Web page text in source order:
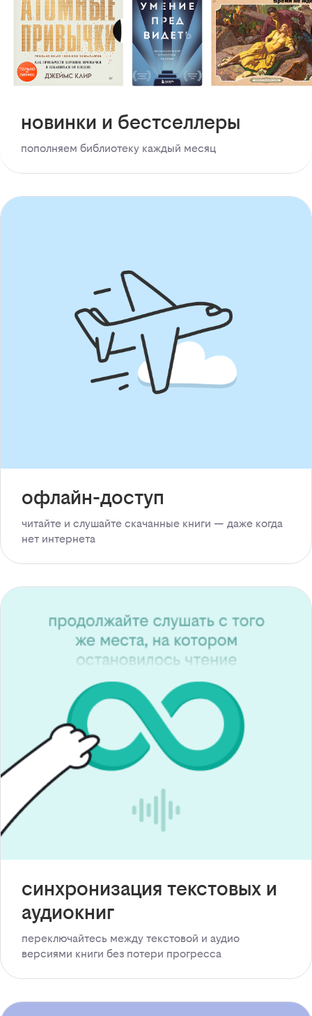
новинки и бестселлеры
пополняем библиотеку каждый месяц
офлайн-доступ
читайте и слушайте скачанные книги — даже когда
нет интернета
синхронизация текстовых и
аудиокниг
переключайтесь между текстовой и аудио
версиями книги без потери прогресса